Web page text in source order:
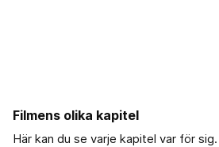
Filmens olika kapitel
Här kan du se varje kapitel var för sig.